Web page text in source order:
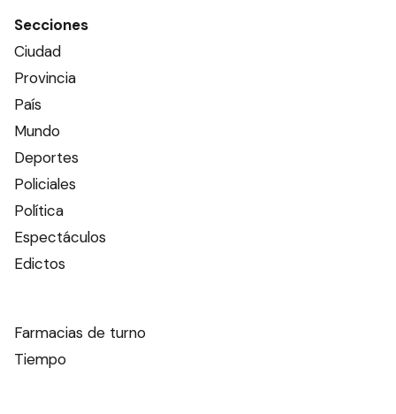
Secciones
Ciudad
Provincia
País
Mundo
Deportes
Policiales
Política
Espectáculos
Edictos
Farmacias de turno
Tiempo